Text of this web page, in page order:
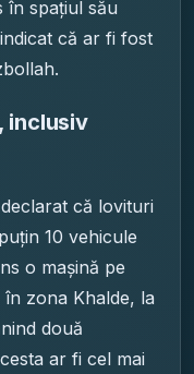
în spațiul său
că ar fi fost
inclusiv
că lovituri
10 vehicule
o mașină pe
zona Khalde, la
două
ar fi cel mai